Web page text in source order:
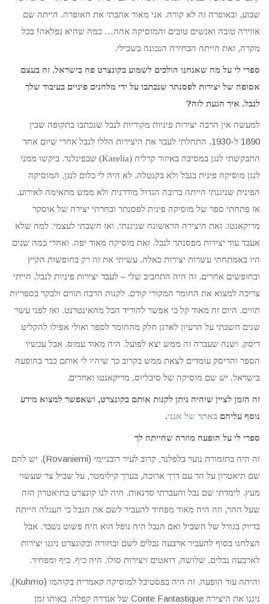
שבוע, ובאופרה זה לא קורה. אני מאוד אהבתי את האופרה. הייתה שם
אווירה טובה ואנשים טובים והמוסיקה אהה… כמה שהיא נפלאה! בכל
מקרה, זאת הייתה הבחירה הנכונה בשבילי.
ספרי לי על מה שאנחנו הולכים לשמוע בקונצרט פה בישראל. זה בעצם
אסופה של יצירות לפסנתר שנכתבו על ידי מלחנים פיניים בעיבוד שלך
לנבל. איך הגעת לזה?
למעשה אין הרבה יצירות פיניות מקוריות לנבל שנכתבו בתקופה שבין
1890 ל-1930.
התחלתי לעבד את היצירות הללו לנבל אחרי שיום אחד
התבקשתי לנגן במסיבה באיזור קרליה (Karelia) שבפינלנד
. ביקשו ממני
לנגן מוסיקה פינית בנבל ולא בקנטלה. לא היה לי כלום לנגן. המוסיקה
הפינית שניגנתי הייתה ברובה הגדול מודרנית ולא ממש מתאימה לאירוע.
אז פתחתי ספר של מוסיקה פינית לפסנתר ובחרתי יצירה של אוסקר
מריקאנטו. זאת היצירה הראשונה שניגנתי. ואז חשבתי לעצמי: למה שלא
אעבד עוד יצירות מפסנתר לנבל. זאת מוסיקה מאוד יפה. ואחרי כמה שנים
היו באמתחתי עשרות יצירות כאלה. עשיתי את זה רק בחופשות הקיץ
ובחופשים אחרים. זה היה התחביב שלי– לעבד יצירות פיניות לנבל. הייתי
צריכה למצוא את החומר המקורי קודם. לקנות הרבה תווים ולבקר בספריות
תווים. היום זה מאוד קל כי אפשר להוריד הכל מהאינטרנט. ואז לפני עשר
שנים חשבתי על הרעיון לארגן חלק מהחומר לספר ואולי אפילו להקליט
דיסק. ושנה שעברה זה ממש יצא לפועל. היה מאוד עמוס. אבל עכשיו
הספר והדיסק עומדים לצאת ממש בקרוב כך שיהיו לי אותם כבר בהופעה
בישראל. יש שם מוסיקה של סיבליוס, מריקאנטו ואחרים.
זה הזמן לציין שיהיה ניתן לקנות אותם בקונצרט, ושאפשר למצוא מידע
נוסף עליהם באתר של אנני.
ספרי לי על הופעה מוזרה שהייתה לך
זה היה בתזמורת נוער בלפלנד, קרוב לעיר רובניימי (Rovaniemi).
יש להם
שם תיאטרון על הר עם דרך ארוכה, בערך קילומטר, על שביל צר שעשוי
מעץ. לימדתי שם נבל והעברתי סדנאות. היה לנו קונצרט בתיאטרון הזה
שעל ההר, וזה היה מאוד מפחיד להעביר לשם את הנבל כי העגלה הייתה
בדיוק בגודל של השביל ואם הנבל היה נופל הוא היה פשוט נשבר. אבל
הצלחנו בסוף להעביר ארבעה נבלים לשם ובחזרה ובקונצרט ניגנו יצירות
לארבעה נבלים, שלושה, דואטים ויצירות סולו. היה כיף. כיף ומפחיד.
והיתה עוד הופעה. זה היה בפסטיבל למוסיקה קאמרית בקוהמו (Kuhmo).
ניגנו את היצירה Conte Fantastique של אנדרה קפלה. באותו זמן